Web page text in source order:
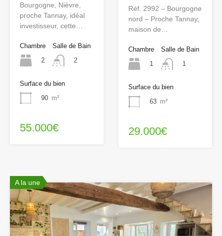
Bourgogne, Nièvre,
proche Tannay, idéal
investisseur, cette…
Chambre
2
Salle de Bain
2
Surface du bien
90 m²
55.000€
Réf. 2992 – Bourgogne
nord – Proche Tannay,
maison de…
Chambre
1
Salle de Bain
1
Surface du bien
63 m²
29.000€
A la une